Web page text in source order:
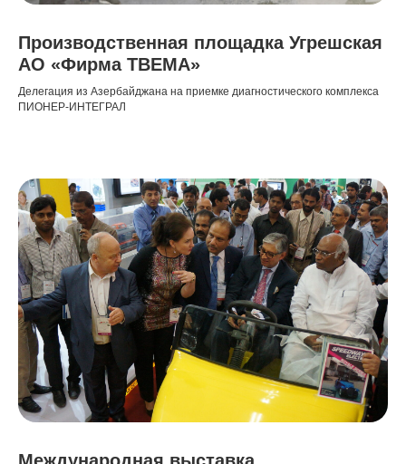
Производственная площадка Угрешская
АО «Фирма ТВЕМА»
Делегация из Азербайджана на приемке диагностического комплекса
ПИОНЕР-ИНТЕГРАЛ